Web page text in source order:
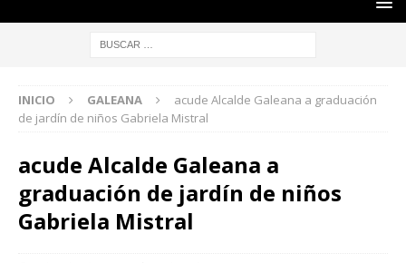
INICIO GALEANA
acude Alcalde Galeana a graduación
de jardín de niños Gabriela Mistral
acude Alcalde Galeana a
graduación de jardín de niños
Gabriela Mistral